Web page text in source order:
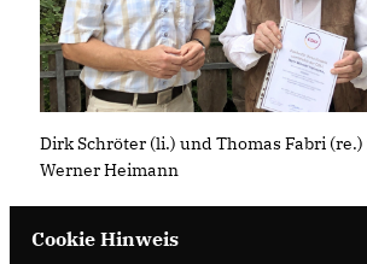
Dirk Schröter (li.) und Thomas Fabri
Werner Heimann
Cookie Hinweis